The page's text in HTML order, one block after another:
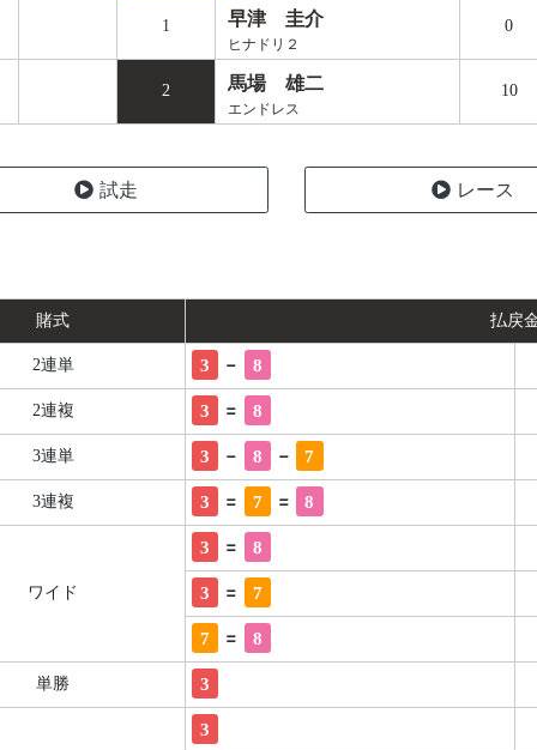
1 早津 圭介
ヒナドリ２
0
2 馬場 雄二
エンドレス
10
試走 レース
賭式 払戻
2連単 3 - 8
2連複 3 = 8
3連単 3 - 8 - 7
3連複 3 = 7 = 8
ワイド
3 = 8
3 = 7
7 = 8
単勝 3
3